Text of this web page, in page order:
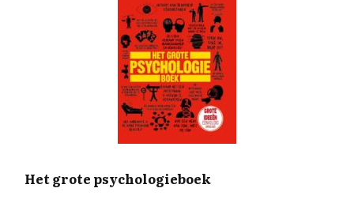
Het grote psychologieboek